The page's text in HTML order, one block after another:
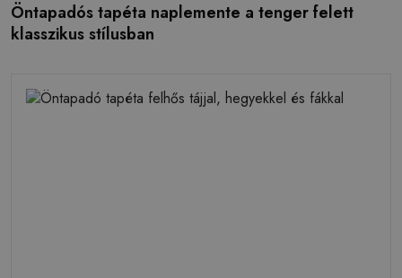
Öntapadós tapéta naplemente a tenger felett
klasszikus stílusban